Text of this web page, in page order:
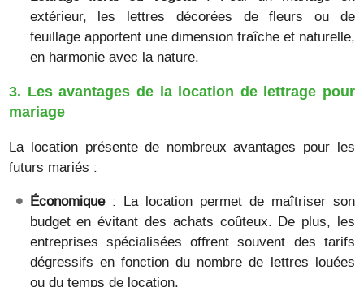
extérieur, les lettres décorées de fleurs ou de
feuillage apportent une dimension fraîche et naturelle,
en harmonie avec la nature.
3. Les avantages de la location de lettrage pour
mariage
La location présente de nombreux avantages pour les
futurs mariés :
Économique: La location permet de maîtriser son
budget en évitant des achats coûteux. De plus, les
entreprises spécialisées offrent souvent des tarifs
dégressifs en fonction du nombre de lettres louées
ou du temps de location.